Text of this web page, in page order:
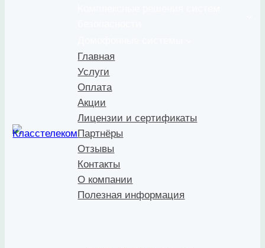
Главная
Услуги
Оплата
Акции
Лицензии и сертификаты
Партнёры
Отзывы
Контакты
О компании
Полезная информация